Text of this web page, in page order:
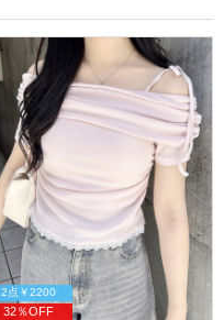
2点￥2200
32％OFF